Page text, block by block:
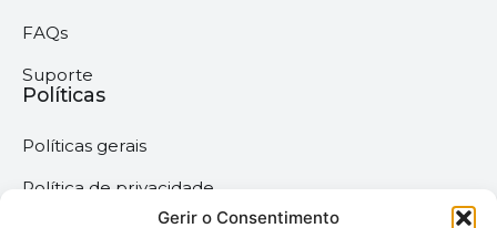
Gerir o Consentimento
FAQs
Suporte
Políticas
Políticas gerais
Política de privacidade